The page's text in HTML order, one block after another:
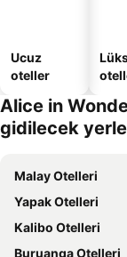
Ucuz
oteller
Alice in
gidilecek
Malay Otelleri
Yapak Otelleri
Kalibo Otelleri
Buruanga Otelleri